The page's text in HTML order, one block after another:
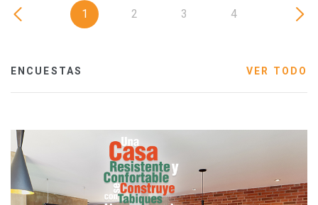
1 2 3 4
ENCUESTAS VER TODO